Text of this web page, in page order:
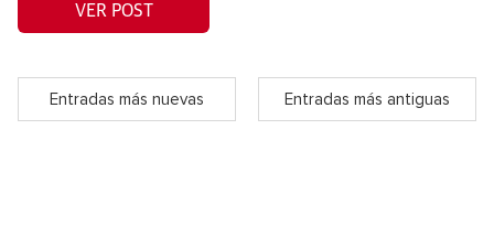
VER POST
Entradas más nuevas Entradas más antiguas